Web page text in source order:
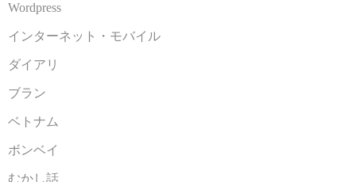
Wordpress
インターネット・モバイル
ダイアリ
ブラン
ベトナム
ボンベイ
むかし話